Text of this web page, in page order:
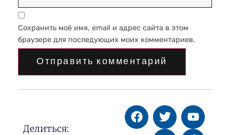
Сохранить моё имя, email и адрес сайта в этом
браузере для последующих моих комментариев.
Делиться: